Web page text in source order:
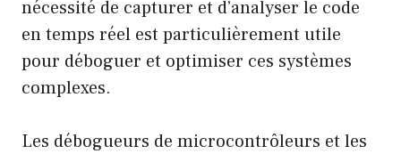
nécessité de capturer et d’analyser le code
en temps réel est particulièrement utile
pour déboguer et optimiser ces systèmes
complexes.
Les débogueurs de microcontrôleurs et les